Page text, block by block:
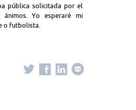
pública solicitada por el
Yo esperaré mi
o futbolista.